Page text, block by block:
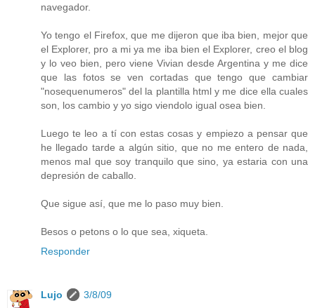
navegador.
Yo tengo el Firefox, que me dijeron que iba bien, mejor que
el Explorer, pro a mi ya me iba bien el Explorer, creo el blog
y lo veo bien, pero viene Vivian desde Argentina y me dice
que las fotos se ven cortadas que tengo que cambiar
"nosequenumeros" del la plantilla html y me dice ella cuales
son, los cambio y yo sigo viendolo igual osea bien.
Luego te leo a tí con estas cosas y empiezo a pensar que
he llegado tarde a algún sitio, que no me entero de nada,
menos mal que soy tranquilo que sino, ya estaria con una
depresión de caballo.
Que sigue así, que me lo paso muy bien.
Besos o petons o lo que sea, xiqueta.
Responder
Lujo
3/8/09